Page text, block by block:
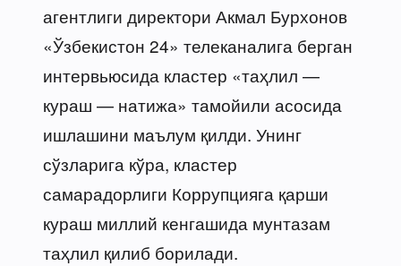
агентлиги директори Акмал Бурхонов
«Ўзбекистон 24» телеканалига берган
интервьюсида кластер «таҳлил —
кураш — натижа» тамойили асосида
ишлашини маълум қилди. Унинг
сўзларига кўра, кластер
самарадорлиги Коррупцияга қарши
кураш миллий кенгашида мунтазам
таҳлил қилиб борилади.